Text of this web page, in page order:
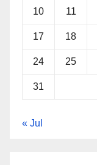
10 11
17 18
24 25
31
« Jul